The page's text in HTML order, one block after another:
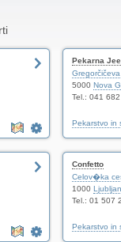
Pekarna
Gregorčičeva
5000 Nova
Tel.: 041
Pekarstvo in
Confetto
Celov�ka
1000
Tel.: 01 507
Pekarstvo in